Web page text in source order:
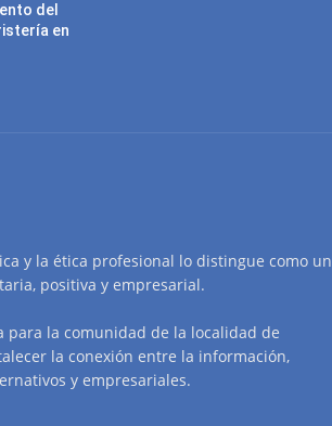
del
en
y la ética profesional lo distingue como un
positiva y empresarial.
la comunidad de la localidad de
la conexión entre la información,
y empresariales.